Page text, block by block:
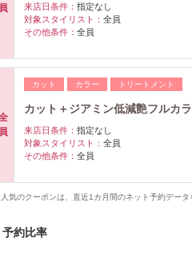
員
来店日条件： 指定なし
対象スタイリスト： 全員
その他条件： 全員
員
カット カラー トリートメント
カット＋ジアミン低減艶フルカ
来店日条件： 指定なし
対象スタイリスト： 全員
その他条件： 全員
気のクーポンは、直近1カ月間のネット予約データ
予約比率